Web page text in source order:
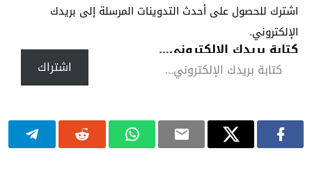
اشترك للحصول على أحدث التدوينات المرسلة إلى بريدك
الإلكتروني.
كتابة بريدك الإلكتروني...
اشتراك